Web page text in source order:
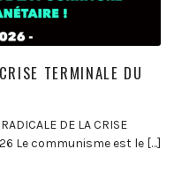
TERMINALE DU
DE LA CRISE
Le communisme est le […]